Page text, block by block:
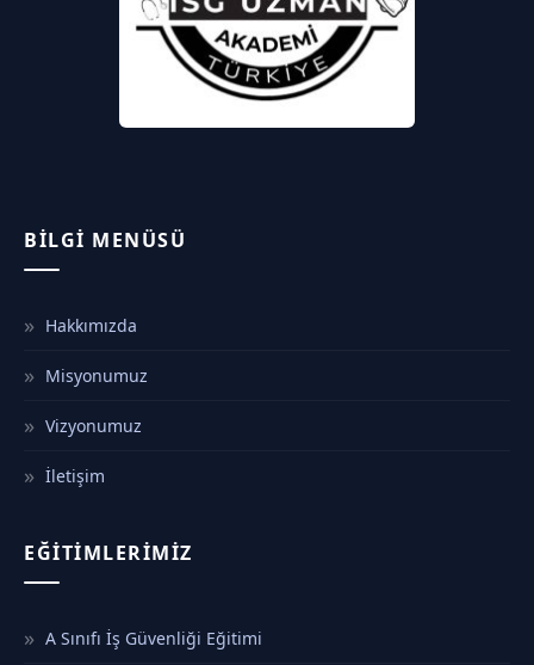
BILGI MENÜSÜ
Hakkımızda
Misyonumuz
Vizyonumuz
İletişim
EĞITIMLERIMIZ
A Sınıfı İş Güvenliği Eğitimi